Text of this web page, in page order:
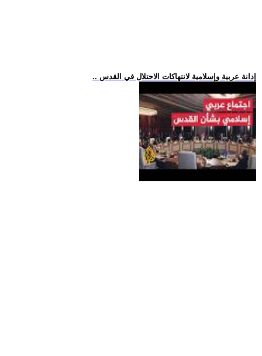
.. إدانة عربية وإسلامية لانتهاكات الاحتلال في القدس